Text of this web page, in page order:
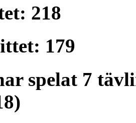
218
179
spelat 7